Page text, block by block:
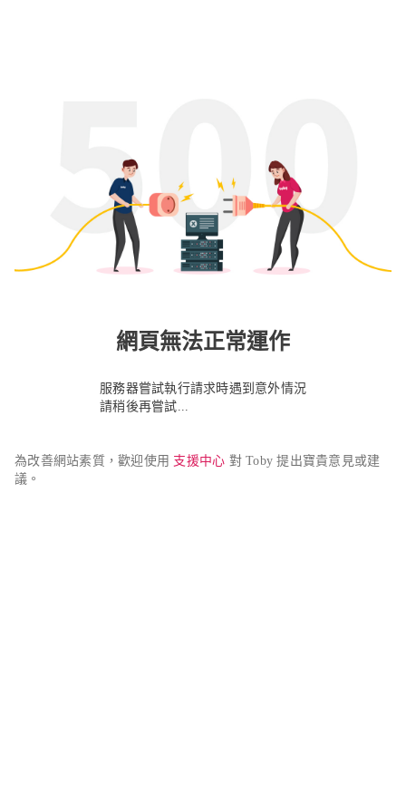
網頁無法正常運作
服務器嘗試執行請求時遇到意外情況
請稍後再嘗試...
為改善網站素質，歡迎使用 支援中心 對 Toby 提出寶貴意見或建
議。